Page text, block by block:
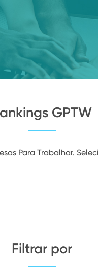
GPTW
Para Trabalhar.
Filtrar por